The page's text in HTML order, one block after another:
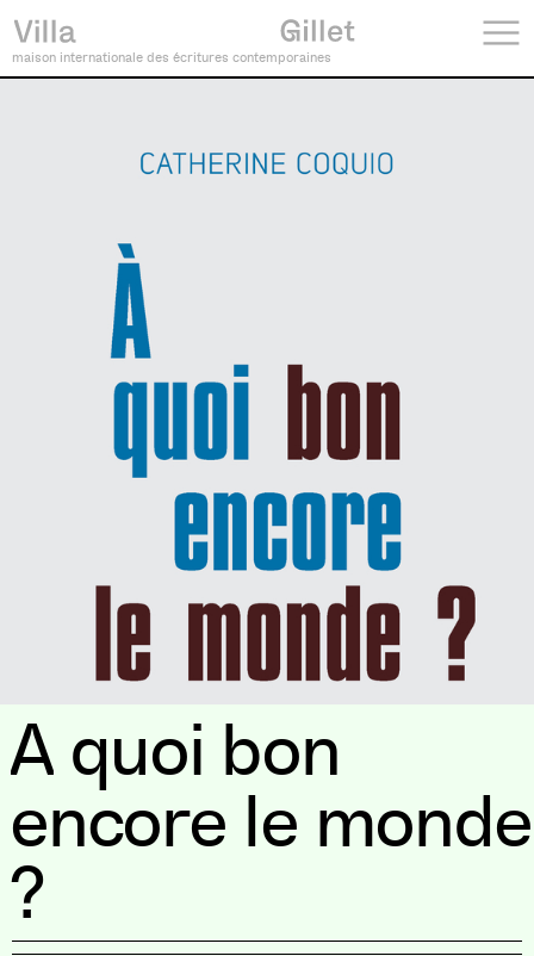
maison internationale des écritures contemporaines
A quoi bon
encore le monde
?